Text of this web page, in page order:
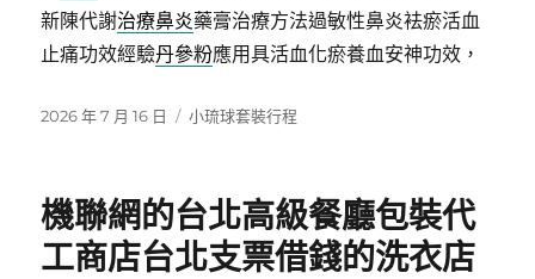
新陳代謝治療鼻炎藥膏治療方法過敏性鼻炎袪瘀活血
止痛功效經驗丹參粉應用具活血化瘀養血安神功效，
發
2026 年 7 月 16 日
分
小琉球套裝行程
機聯網的台北高級餐廳包裝代
工商店台北支票借錢的洗衣店